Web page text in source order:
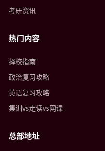
考研资讯
热门内容
择校指南
政治复习攻略
英语复习攻略
集训vs走读vs网课
总部地址